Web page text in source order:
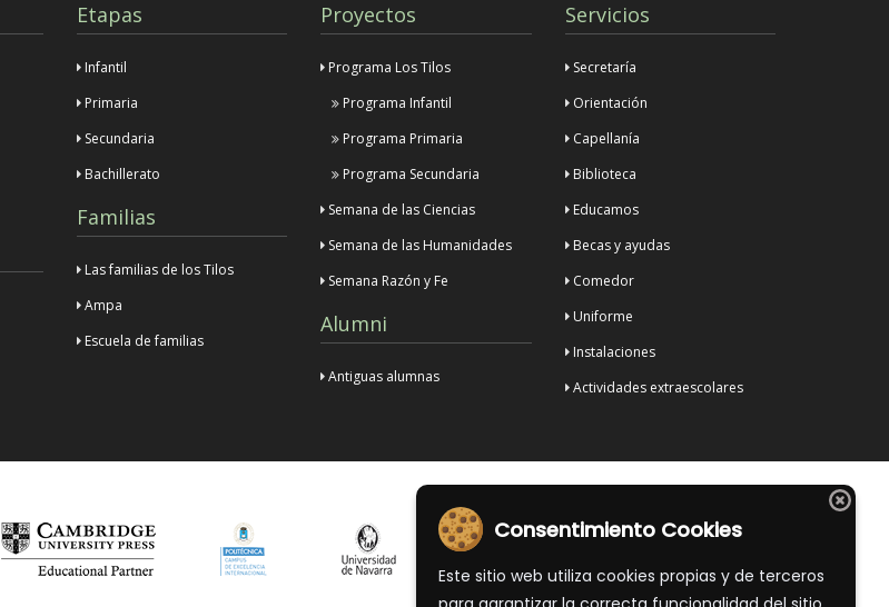
Etapas
Infantil
Primaria
Secundaria
Bachillerato
Familias
Las familias de los Tilos
Ampa
Escuela de familias
Proyectos
Programa Los Tilos
Programa Infantil
Programa Primaria
Programa Secundaria
Semana de las Ciencias
Semana de las Humanidades
Semana Razón y Fe
Alumni
Antiguas alumnas
Servicios
Secretaría
Orientación
Capellanía
Biblioteca
Educamos
Becas y ayudas
Comedor
Uniforme
Instalaciones
Actividades extraescolares
Consentimiento Cookies
Este sitio web utiliza cookies propias y de terceros